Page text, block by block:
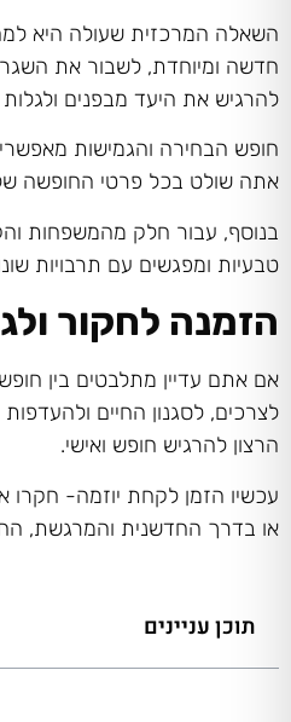
השאלה המרכזית שעולה היא
חדשה ומיוחדת, לשבור את
להרגיש את היעד מבפנים
חופש הבחירה והגמישות
אתה שולט בכל פרטי החופשה
בנוסף, עבור חלק מהמשפחות
טבעיות ומפגשים עם תרבויות
הזמנה לחקור
אם אתם עדיין מתלבטים בין
לצרכים, לסגנון החיים
הרצון להרגיש חופש ואישי.
עכשיו הזמן לקחת יוזמה- חקרו
או בדרך החדשנית והמרגשת,
תוכן עניינים